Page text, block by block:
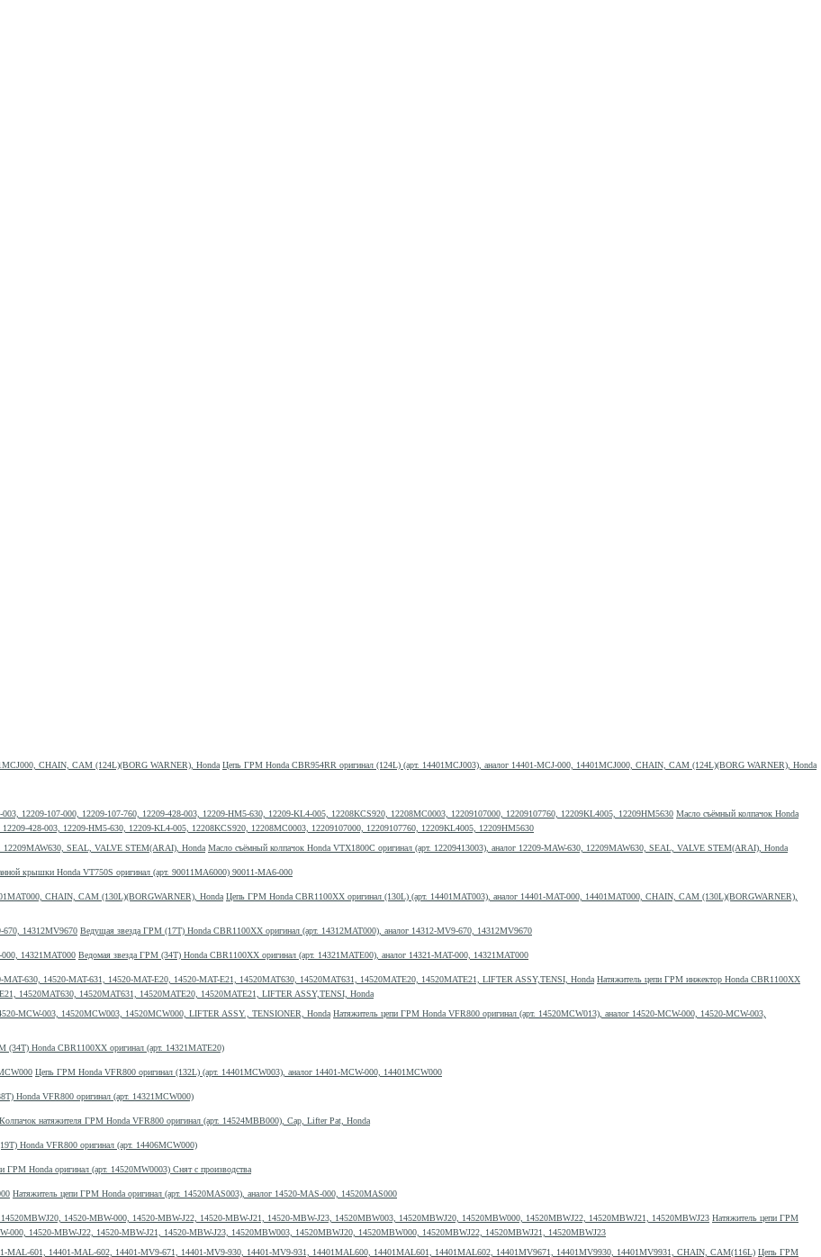
Цепь ГРМ Honda CBR954RR оригинал (124L) (арт. 14401MCJ003), аналог 14401-MCJ-000, 14401MCJ000, CHAIN, CAM (124L)(BORG WARNER), Honda
Масло съёмный колпачок Honda
428-003, 12209-HM5-630, 12209-KL4-005, 12208KCS920, 12208MC0003, 12209107000, 12209107760, 12209KL4005, 12209HM5630
Масло съёмный колпачок Honda VTX1800C оригинал (арт. 12209413003), аналог 12209-MAW-630, 12209MAW630, SEAL, VALVE STEM(ARAI), Honda
крышки Honda VT750S оригинал (арт. 90011MA6000) 90011-MA6-000
Цепь ГРМ Honda CBR1100XX оригинал (130L) (арт. 14401MAT003), аналог 14401-MAT-000, 14401MAT000, CHAIN, CAM (130L)(BORGWARNER),
Ведущая звезда ГРМ (17T) Honda CBR1100XX оригинал (арт. 14312MAT000), аналог 14312-MV9-670, 14312MV9670
Ведомая звезда ГРМ (34T) Honda CBR1100XX оригинал (арт. 14321MATE00), аналог 14321-MAT-000, 14321MAT000
Натяжитель цепи ГРМ инжектор Honda CBR1100XX
14520MAT630, 14520MAT631, 14520MATE20, 14520MATE21, LIFTER ASSY,TENSI, Honda
Натяжитель цепи ГРМ Honda VFR800 оригинал (арт. 14520MCW013), аналог 14520-MCW-000, 14520-MCW-003,
(34T) Honda CBR1100XX оригинал (арт. 14321MATE20)
Цепь ГРМ Honda VFR800 оригинал (132L) (арт. 14401MCW003), аналог 14401-MCW-000, 14401MCW000
Honda VFR800 оригинал (арт. 14321MCW000)
Колпачок натяжителя ГРМ Honda VFR800 оригинал (арт. 14524MBB000), Cap, Lifter Pat, Honda
Honda VFR800 оригинал (арт. 14406MCW000)
ГРМ Honda оригинал (арт. 14520MW0003) Снят с производства
Натяжитель цепи ГРМ Honda оригинал (арт. 14520MAS003), аналог 14520-MAS-000, 14520MAS000
Натяжитель цепи ГРМ
000, 14520-MBW-J22, 14520-MBW-J21, 14520-MBW-J23, 14520MBW003, 14520MBWJ20, 14520MBW000, 14520MBWJ22, 14520MBWJ21, 14520MBWJ23
Цепь ГРМ